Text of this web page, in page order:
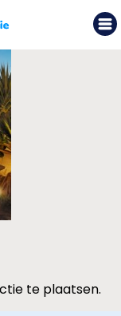
te plaatsen.